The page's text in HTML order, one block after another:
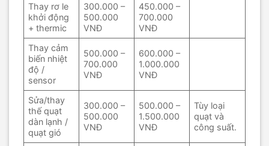
Thay rơ le
khởi động
+ thermic
300.000 –
500.000
VNĐ
450.000 –
700.000
VNĐ
Thay cảm
biến nhiệt
độ /
sensor
500.000 –
700.000
VNĐ
600.000 –
1.000.000
VNĐ
Sửa/thay
thế quạt
dàn lạnh /
quạt gió
300.000 –
500.000
VNĐ
500.000 –
1.500.000
VNĐ
Tùy loại
quạt và
công suất.